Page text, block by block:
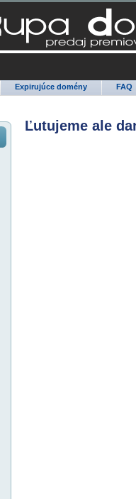
Expirujúce domény FAQ
Ľutujeme ale